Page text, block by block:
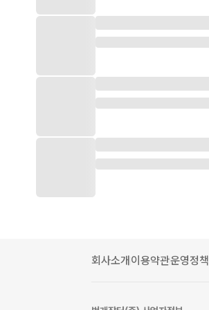
회사소개이용약관운영정책